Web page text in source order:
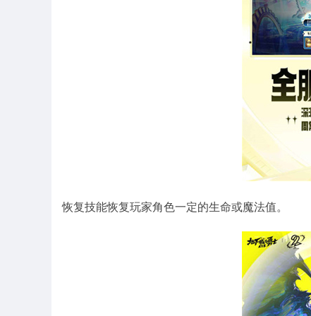
恢复技能恢复玩家角色一定的生命或魔法值。